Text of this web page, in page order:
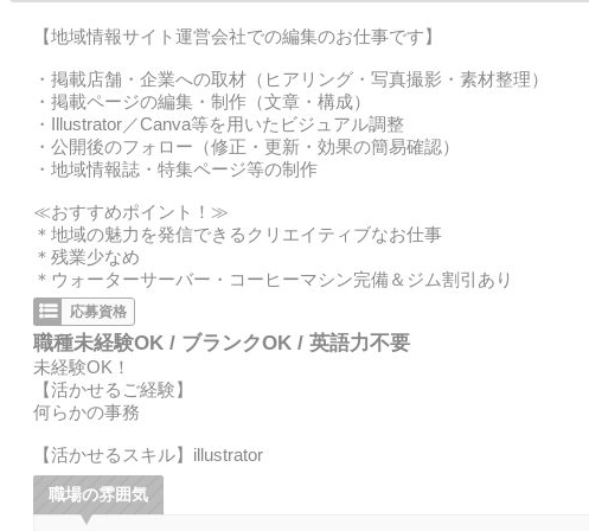
【地域情報サイト運営会社での編集のお仕事です】
・掲載店舗・企業への取材（ヒアリング・写真撮影・素材整理）
・掲載ページの編集・制作（文章・構成）
・Illustrator／Canva等を用いたビジュアル調整
・公開後のフォロー（修正・更新・効果の簡易確認）
・地域情報誌・特集ページ等の制作
≪おすすめポイント！≫
＊地域の魅力を発信できるクリエイティブなお仕事
＊残業少なめ
＊ウォーターサーバー・コーヒーマシン完備＆ジム割引あり
応募資格
職種未経験OK / ブランクOK / 英語力不要
未経験OK！
【活かせるご経験】
何らかの事務
【活かせるスキル】illustrator
職場の雰囲気